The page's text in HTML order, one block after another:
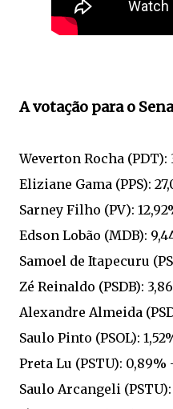
A votação para o
Weverton Rocha (PDT):
Eliziane Gama (PPS):
Sarney Filho (PV):
Edson Lobão (MDB):
Samoel de Itapecuru
Zé Reinaldo (PSDB):
Alexandre Almeida
Saulo Pinto (PSOL):
Preta Lu (PSTU): 0,89%
Saulo Arcangeli